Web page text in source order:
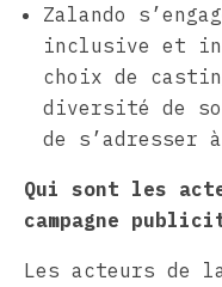
Zalando
inclusive et
choix de
diversité de
de s’adresser
Qui sont les
campagne
Les acteurs de